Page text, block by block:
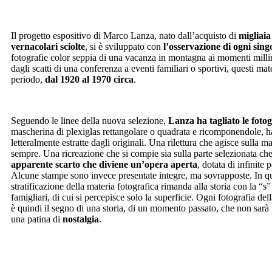
Il progetto espositivo di Marco Lanza, nato dall’acquisto di
vernacolari sciolte, si è sviluppato con l’osservazione di ogni
fotografie color seppia di una vacanza in montagna ai momenti
dagli scatti di una conferenza a eventi familiari o sportivi, questi
periodo, dal 1920 al 1970 circa.
Seguendo le linee della nuova selezione, Lanza ha tagliato le
mascherina di plexiglas rettangolare o quadrata e ricomponendole,
letteralmente estratte dagli originali. Una rilettura che agisce sulla
sempre. Una ricreazione che si compie sia sulla parte selezionata
apparente scarto che diviene un’opera aperta, dotata di infinite
Alcune stampe sono invece presentate integre, ma sovrapposte. In
stratificazione della materia fotografica rimanda alla storia con la
famigliari, di cui si percepisce solo la superficie. Ogni fotografia
è quindi il segno di una storia, di un momento passato, che non
una patina di nostalgia.